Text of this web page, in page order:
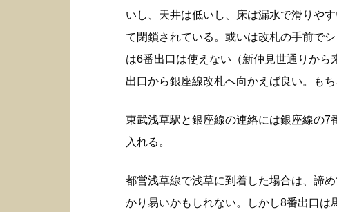
いし、天井は低いし、床は漏水で滑りや
て閉鎖されている。或いは改札の手前で
は6番出口は使えない（新仲見世通りか
出口から銀座線改札へ向かえば良い。も
東武浅草駅と銀座線の連絡には銀座線の7
入れる。
都営浅草線で浅草に到着した場合は、諦
かり易いかもしれない。しかし8番出口